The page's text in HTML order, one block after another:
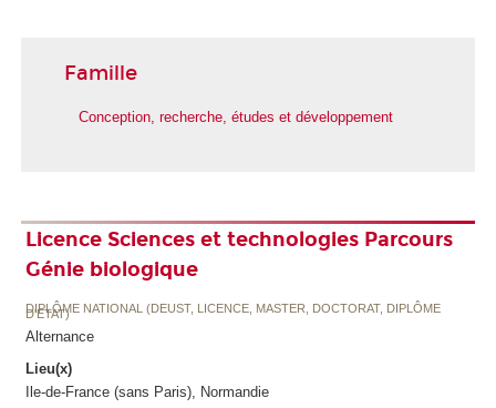
Famille
Conception, recherche, études et développement
Licence Sciences et technologies Parcours
Génie biologique
DIPLÔME NATIONAL (DEUST, LICENCE, MASTER, DOCTORAT, DIPLÔME
D'ETAT)
Alternance
Lieu(x)
Ile-de-France (sans Paris), Normandie